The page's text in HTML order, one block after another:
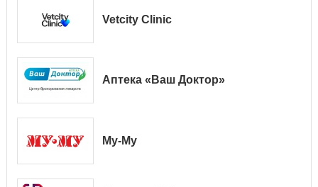
Vetcity Clinic
Аптека «Ваш Доктор»
Му-Му